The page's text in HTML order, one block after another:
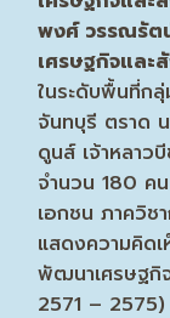
พงศ์วรรณรัต
เศรษฐกิจและ
ในระดับพื้นที่ก
จันทบุรี ตราด
ดูนส์ เจ้าหลาว
จำนวน 180 ค
เอกชน ภาควิช
แสดงความคิด
พัฒนาเศรษฐกิ
2571 – 2575)